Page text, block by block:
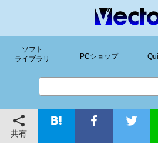
ソフト
ライブラリ
PCショップ
共有